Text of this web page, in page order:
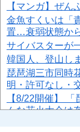
【マンガ】ぜん
金魚すくいは「
置…衰弱状態か
サイバスターが
韓国人、登山し
琵琶湖三市同時
明・許可なし・
【8/22開催】
んな花火大会は